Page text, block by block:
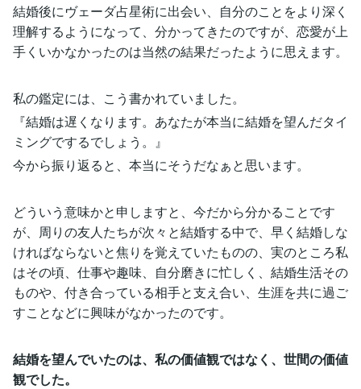
結婚後にヴェーダ占星術に出会い、自分のことをより深く
理解するようになって、分かってきたのですが、恋愛が上
手くいかなかったのは当然の結果だったように思えます。
私の鑑定には、こう書かれていました。
『結婚は遅くなります。あなたが本当に結婚を望んだタイ
ミングでするでしょう。』
今から振り返ると、本当にそうだなぁと思います。
どういう意味かと申しますと、今だから分かることです
が、周りの友人たちが次々と結婚する中で、早く結婚しな
ければならないと焦りを覚えていたものの、実のところ私
はその頃、仕事や趣味、自分磨きに忙しく、結婚生活その
ものや、付き合っている相手と支え合い、生涯を共に過ご
すことなどに興味がなかったのです。
結婚を望んでいたのは、私の価値観ではなく、世間の価値
観でした。